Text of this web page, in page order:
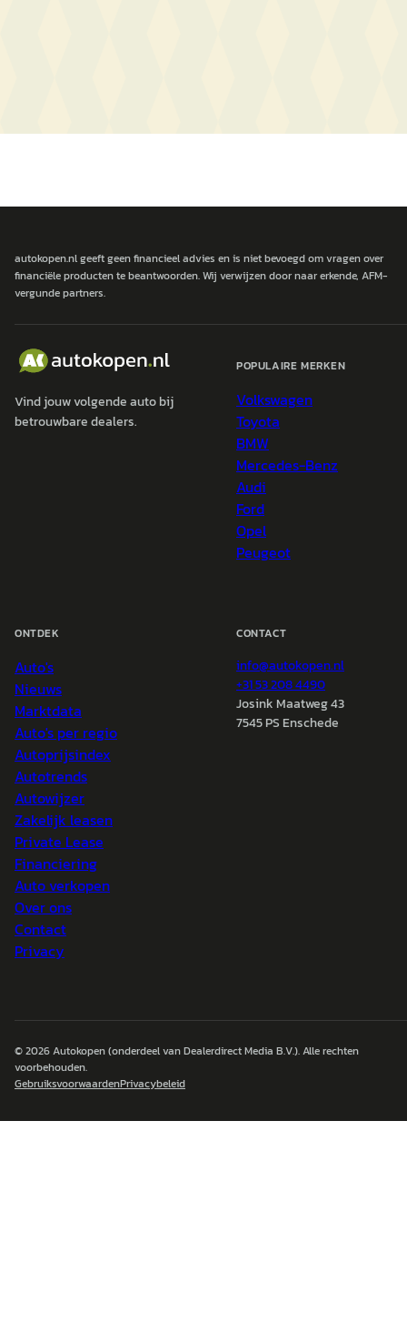
autokopen.nl geeft geen financieel advies en is niet bevoegd om vragen over
financiële producten te beantwoorden. Wij verwijzen door naar erkende, AFM-
vergunde partners.
Vind jouw volgende auto bij
betrouwbare dealers.
POPULAIRE MERKEN
Volkswagen
Toyota
BMW
Mercedes-Benz
Audi
Ford
Opel
Peugeot
ONTDEK
Auto's
Nieuws
Marktdata
Auto's per regio
Autoprijsindex
Autotrends
Autowijzer
Zakelijk leasen
Private Lease
Financiering
Auto verkopen
Over ons
Contact
Privacy
CONTACT
info@autokopen.nl
+31 53 208 4490
Josink Maatweg 43
7545 PS Enschede
© 2026Autokopen(onderdeel van Dealerdirect Media B.V.). Alle rechten
voorbehouden.
GebruiksvoorwaardenPrivacybeleid